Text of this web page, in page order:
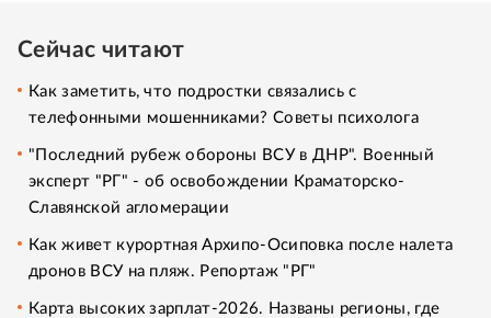
Сейчас читают
Как заметить, что подростки связались с
телефонными мошенниками? Советы психолога
"Последний рубеж обороны ВСУ в ДНР". Военный
эксперт "РГ" - об освобождении Краматорско-
Славянской агломерации
Как живет курортная Архипо-Осиповка после налета
дронов ВСУ на пляж. Репортаж "РГ"
Карта высоких зарплат-2026. Названы регионы, где